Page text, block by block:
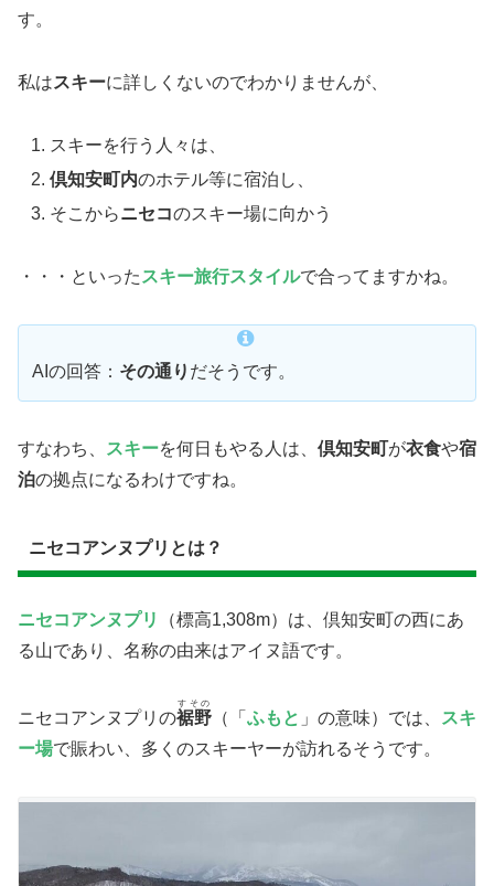
す。
私はスキーに詳しくないのでわかりませんが、
スキーを行う人々は、
倶知安町内のホテル等に宿泊し、
そこからニセコのスキー場に向かう
・・・といった スキー旅行スタイルで合ってますかね。
AIの回答： その通り だそうです。
すなわち、 スキーを何日もやる人は、 倶知安町が衣食や宿
泊の拠点になるわけですね。
ニセコアンヌプリとは？
ニセコアンヌプリ
（標高1,308m）は、倶知安町の西にあ
る山であり、名称の由来はアイヌ語です。
ニセコアンヌプリの裾野
すその
（「 ふもと 」の意味）では、
スキ
ー場で賑わい、多くのスキーヤーが訪れるそうです。